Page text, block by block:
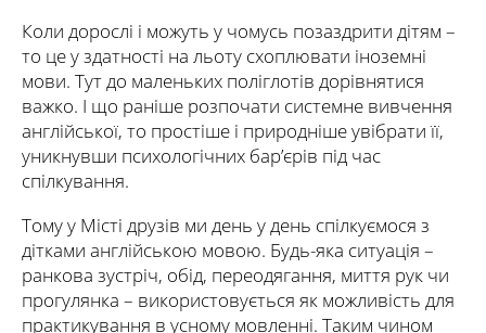
Коли дорослі і можуть у чомусь позаздрити дітям –
то це у здатності на льоту схоплювати іноземні
мови. Тут до маленьких поліглотів дорівнятися
важко. І що раніше розпочати системне вивчення
англійської, то простіше і природніше увібрати її,
уникнувши психологічних бар’єрів під час
спілкування.
Тому у Місті друзів ми день у день спілкуємося з
дітками англійською мовою. Будь-яка ситуація –
ранкова зустріч, обід, переодягання, миття рук чи
прогулянка – використовується як можливість для
практикування в усному мовленні. Таким чином